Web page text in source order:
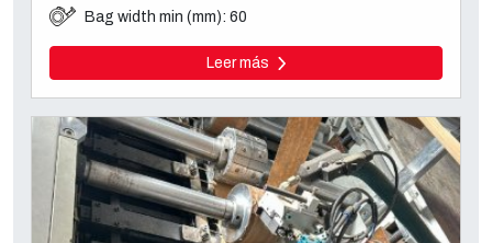
Bag width min (mm): 60
Leer más